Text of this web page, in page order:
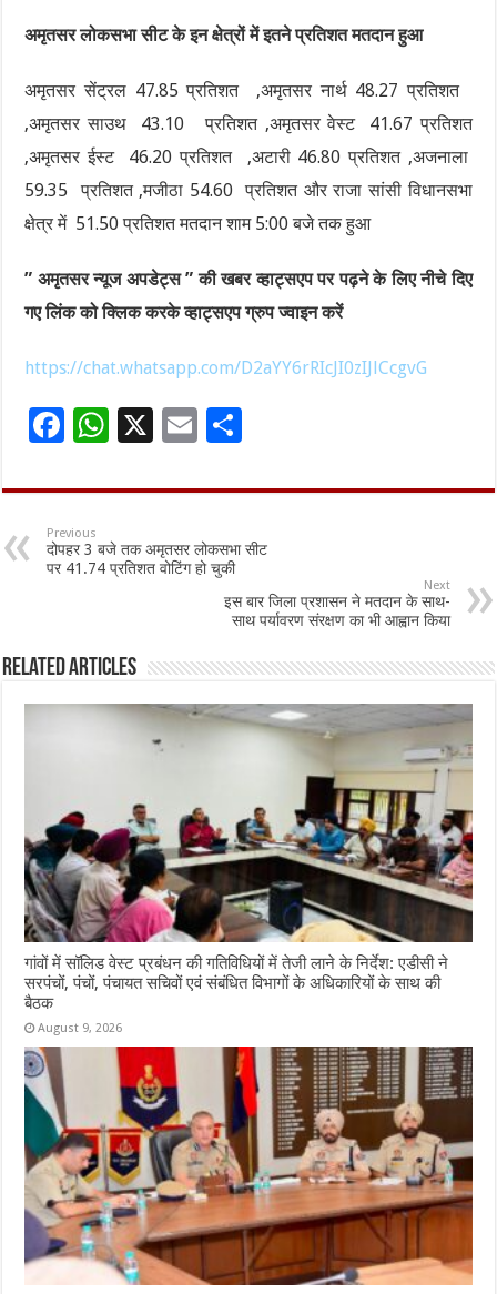
अमृतसर लोकसभा सीट के इन क्षेत्रों में इतने प्रतिशत मतदान हुआ
अमृतसर सेंट्रल 47.85 प्रतिशत ,अमृतसर नार्थ 48.27 प्रतिशत
,अमृतसर साउथ 43.10 प्रतिशत ,अमृतसर वेस्ट 41.67 प्रतिशत
,अमृतसर ईस्ट 46.20 प्रतिशत ,अटारी 46.80 प्रतिशत ,अजनाला
59.35 प्रतिशत ,मजीठा 54.60 प्रतिशत और राजा सांसी विधानसभा
क्षेत्र में 51.50 प्रतिशत मतदान शाम 5:00 बजे तक हुआ
” अमृतसर न्यूज अपडेट्स ” की खबर व्हाट्सएप पर पढ़ने के लिए नीचे दिए
गए लिंक को क्लिक करके व्हाट्सएप ग्रुप ज्वाइन करें
https://chat.whatsapp.com/D2aYY6rRIcJI0zIJlCcgvG
F
e
b
o
W
at
sA
p
X
E
ai
l
ar
e
Previous
दोपहर 3 बजे तक अमृतसर लोकसभा सीट
पर 41.74 प्रतिशत वोटिंग हो चुकी
Next
इस बार जिला प्रशासन ने मतदान के साथ-
साथ पर्यावरण संरक्षण का भी आह्वान किया
Related Articles
गांवों में सॉलिड वेस्ट प्रबंधन की गतिविधियों में तेजी लाने के निर्देश: एडीसी ने
सरपंचों, पंचों, पंचायत सचिवों एवं संबंधित विभागों के अधिकारियों के साथ की
बैठक
August 9, 2026